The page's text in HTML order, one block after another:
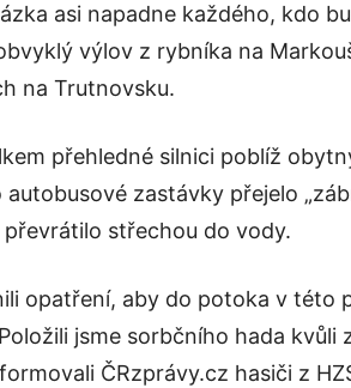
asi napadne každého, kdo
výlov z rybníka na
na Trutnovsku.
přehledné silnici poblíž
zastávky přejelo
střechou do vody.
opatření, aby do potoka v této
jsme sorbčního hada kvůli
ČRzprávy.cz hasiči z